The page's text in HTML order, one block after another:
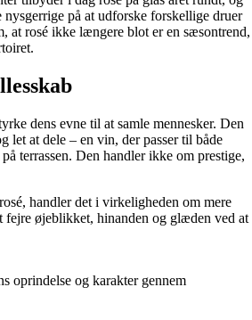
nysgerrige på at udforske forskellige druer
at rosé ikke længere blot er en sæsontrend,
dens evne til at samle mennesker. Den
let at dele – en vin, der passer til både
terrassen. Den handler ikke om prestige,
handler det i virkeligheden om mere
fejre øjeblikket, hinanden og glæden ved at
oprindelse og karakter gennem